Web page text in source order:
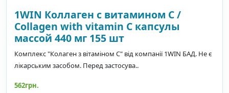
1WIN Коллаген с витамином С /
Collagen with vitamin C капсулы
массой 440 мг 155 шт
Комплекс "Колаген з вітаміном C" від компанії 1WIN БАД. Не є
лікарським засобом. Перед застосува..
562грн.